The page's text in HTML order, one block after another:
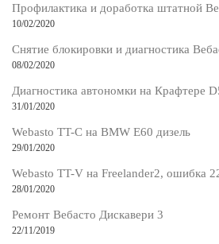
Профилактика и доработка штатной
10/02/2020
Снятие блокировки и диагностика
08/02/2020
Диагностика автономки на Крафтере
31/01/2020
Webasto TT-C на BMW E60 дизель
29/01/2020
Webasto TT-V на Freelander2, ошибка
28/01/2020
Ремонт Вебасто Дискавери 3
22/11/2019